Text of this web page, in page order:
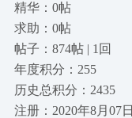
精华：0帖
求助：0帖
帖子：874帖 | 1回
年度积分：255
历史总积分：2435
注册：2020年8月07日